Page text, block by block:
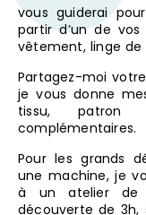
vous guiderai
partir d’un de
vêtement, linge de
Partagez-moi
je vous donne
tissu, patron
complémentaires.
Pour les grands
une machine, je
à un atelier de
découverte de